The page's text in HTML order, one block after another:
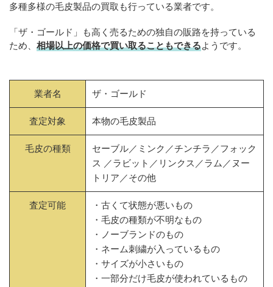
多種多様の毛皮製品の買取も行っている業者です。
「ザ・ゴールド」も高く売るための独自の販路を持っている
ため、 相場以上の価格で買い取ることもできるようです。
業者名 ザ・ゴールド
査定対象 本物の毛皮製品
毛皮の種類
セーブル／ミンク／チンチラ／フォック
ス ／ラビット／リンクス／ラム／ヌー
トリア／その他
査定可能
・古くて状態が悪いもの
・毛皮の種類が不明なもの
・ノーブランドのもの
・ネーム刺繍が入っているもの
・サイズが小さいもの
・一部分だけ毛皮が使われているもの